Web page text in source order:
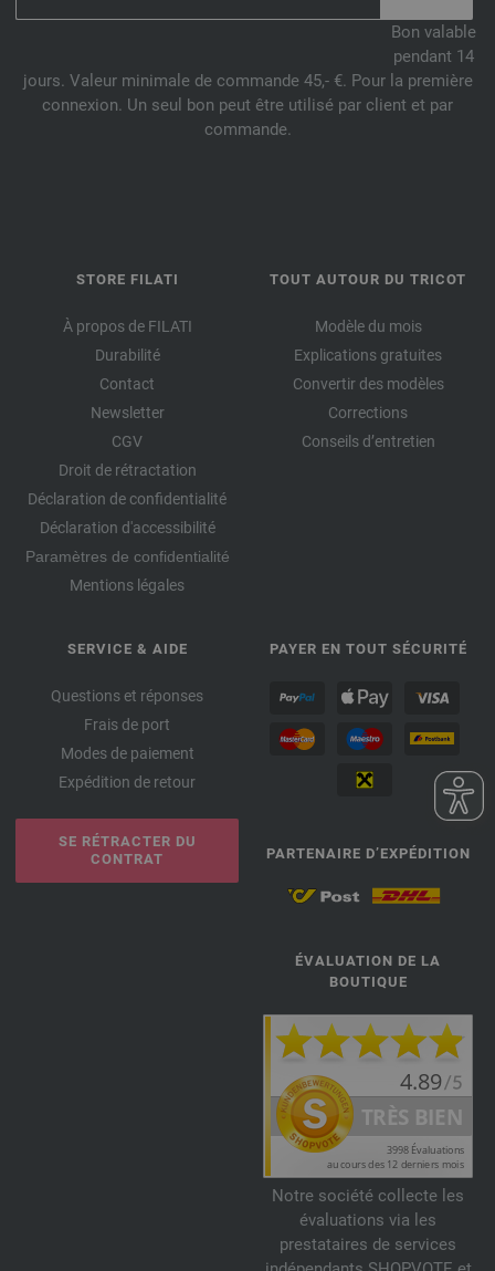
Bon valable
pendant 14
jours. Valeur minimale de commande 45,- €. Pour la première
connexion. Un seul bon peut être utilisé par client et par
commande.
STORE FILATI
À propos de FILATI
Durabilité
Contact
Newsletter
CGV
Droit de rétractation
Déclaration de confidentialité
Déclaration d'accessibilité
Paramètres de confidentialité
Mentions légales
TOUT AUTOUR DU TRICOT
Modèle du mois
Explications gratuites
Convertir des modèles
Corrections
Conseils d’entretien
SERVICE & AIDE
Questions et réponses
Frais de port
Modes de paiement
Expédition de retour
SE RÉTRACTER DU
CONTRAT
PAYER EN TOUT SÉCURITÉ
PARTENAIRE D’EXPÉDITION
ÉVALUATION DE LA
BOUTIQUE
Notre société collecte les
évaluations via les
prestataires de services